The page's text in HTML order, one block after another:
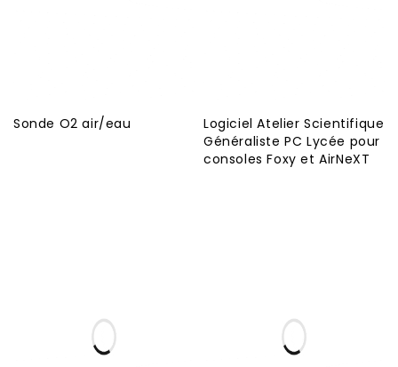
Sonde O2 air/eau
Logiciel Atelier Scientifique
Généraliste PC Lycée pour
consoles Foxy et AirNeXT